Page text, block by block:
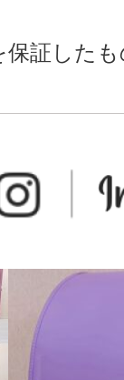
保証した